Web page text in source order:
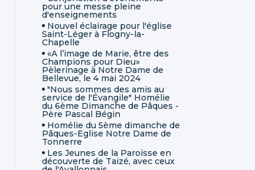
pour une messe pleine
d'enseignements
Nouvel éclairage pour l'église
Saint-Léger à Flogny-la-
Chapelle
«A l’image de Marie, être des
Champions pour Dieu»
Pèlerinage à Notre Dame de
Bellevue, le 4 mai 2024
"Nous sommes des amis au
service de l'Évangile" Homélie
du 6ème Dimanche de Pâques -
Père Pascal Bégin
Homélie du 5ème dimanche de
Pâques-Eglise Notre Dame de
Tonnerre
Les Jeunes de la Paroisse en
découverte de Taizé, avec ceux